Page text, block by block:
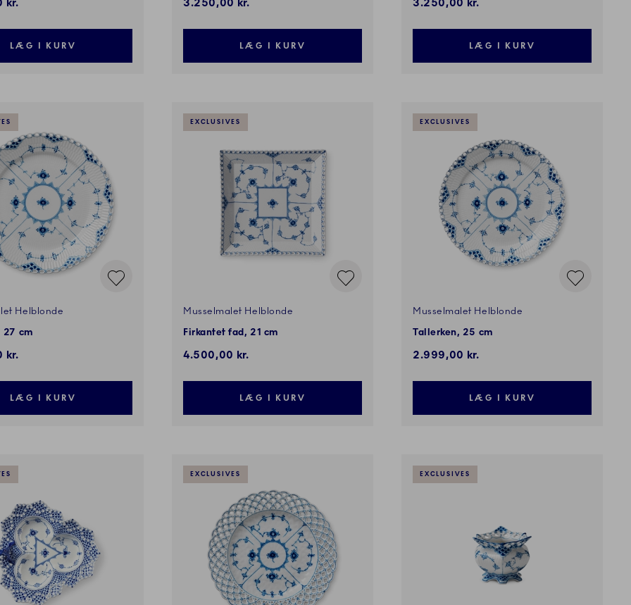
kr.
LÆG I KURV
3.250,00 kr.
LÆG I KURV
3.250,00 kr.
LÆG I KURV
Helblonde
27 cm
kr.
LÆG I KURV
EXCLUSIVES
Musselmalet Helblonde
Firkantet fad, 21 cm
4.500,00 kr.
LÆG I KURV
EXCLUSIVES
Musselmalet Helblonde
Tallerken, 25 cm
2.999,00 kr.
LÆG I KURV
EXCLUSIVES EXCLUSIVES